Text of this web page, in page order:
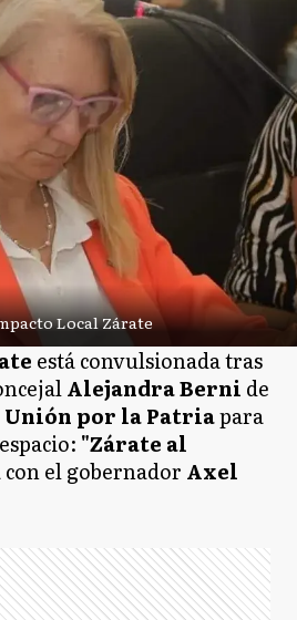
Local Zárate
está convulsionada tras
Alejandra Berni de
Unión por la Patriapara
"Zárate al
con el gobernador Axel